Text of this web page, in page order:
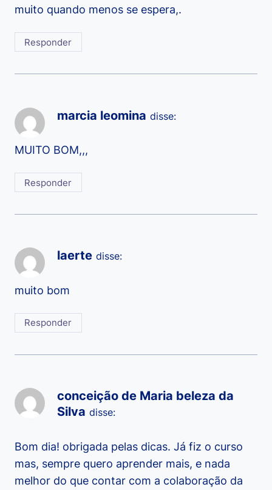
muito quando menos se espera,.
Responder
marcia leomina disse:
MUITO BOM,,,
Responder
laerte disse:
muito bom
Responder
conceição de Maria beleza da
Silva disse:
Bom dia! obrigada pelas dicas. Já fiz o curso
mas, sempre quero aprender mais, e nada
melhor do que contar com a colaboração da